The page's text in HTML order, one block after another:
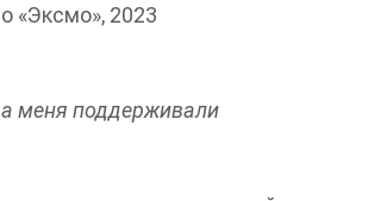
«Эксмо», 2023
меня поддерживали